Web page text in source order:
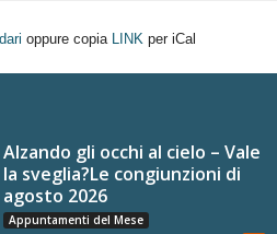
oppure copia LINK per iCal
Alzando gli occhi al cielo – Vale
la sveglia?Le congiunzioni di
agosto 2026
Appuntamenti del Mese